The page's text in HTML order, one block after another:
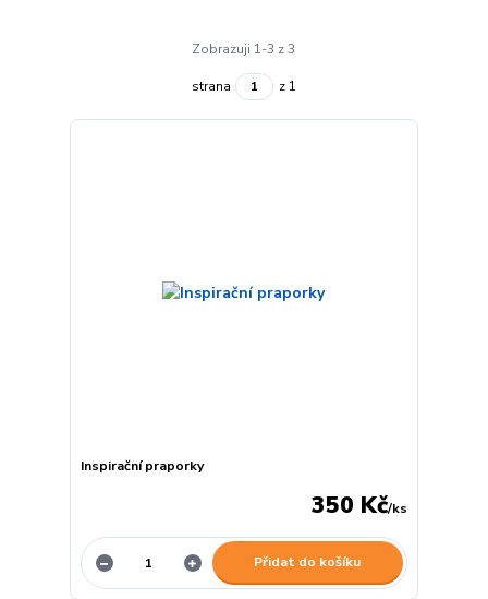
Zobrazuji 1-3 z 3
strana z 1
Inspirační praporky
350 Kč/ks
Přidat do košíku